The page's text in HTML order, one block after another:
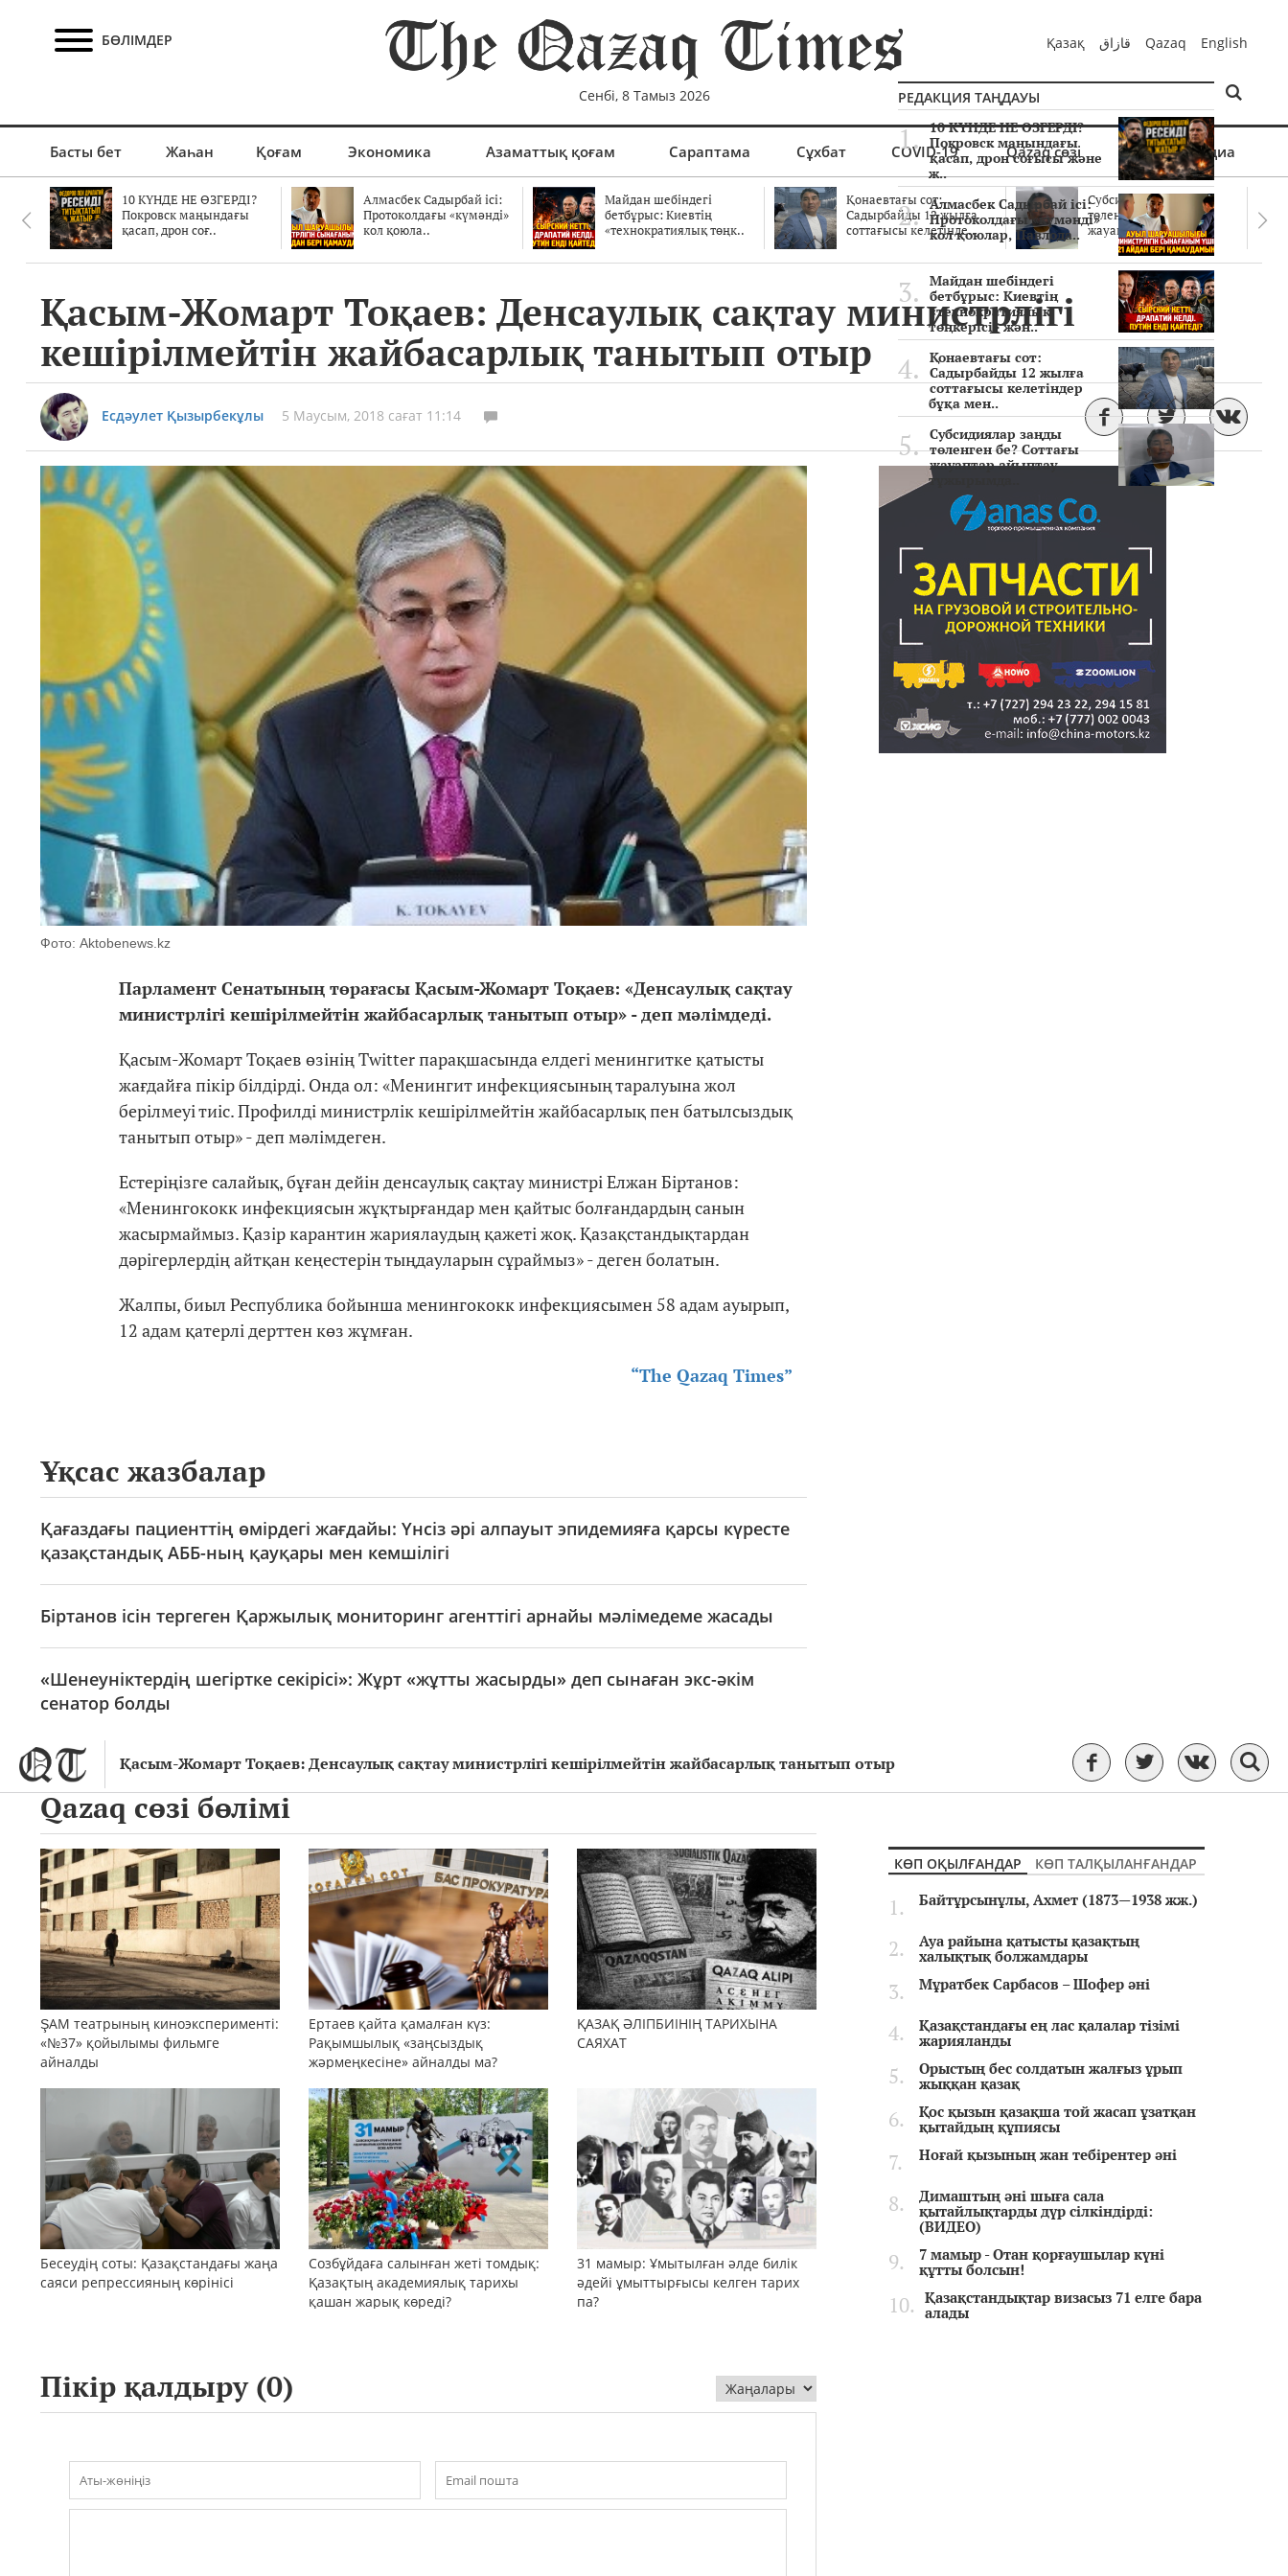
БӨЛІМДЕР
Сенбі, 8 Тамыз 2026
Қазақ قازاق Qazaq English
Басты бет Жаһан Қоғам Экономика Азаматтық қоғам Сараптама Сұхбат COVID-19 Qazaq сөзі Мультимедиа
10 КҮНДЕ НЕ ӨЗГЕРДІ?
Покровск маңындағы
қасап, дрон соғ..
Алмасбек Садырбай ісі:
Протоколдағы «күмәнді»
кол қоюла..
Майдан шебіндегі
бетбұрыс: Киевтің
«технократиялық төңк..
Қонаевтағы сот:
Садырбайды 12 жылға
соттағысы келетінде..
Субсидиялар заңды
төленген бе? Соттағы
жауаптар айыптау..
Қасым-Жомарт Тоқаев: Денсаулық сақтау министрлігі кешірілмейтін жайбасарлық танытып отыр
Қасым-Жомарт Тоқаев: Денсаулық сақтау министрлігі
кешірілмейтін жайбасарлық танытып отыр
Есдәулет Қызырбекұлы 5 Маусым, 2018 сағат 11:14
Фото: Aktobenews.kz
Парламент Сенатының төрағасы Қасым-Жомарт Тоқаев: «Денсаулық сақтау
министрлігі кешірілмейтін жайбасарлық танытып отыр» - деп мәлімдеді.
Қасым-Жомарт Тоқаев өзінің Twitter парақшасында елдегі менингитке қатысты
жағдайға пікір білдірді. Онда ол: «Менингит инфекциясының таралуына жол
берілмеуі тиіс. Профилді министрлік кешірілмейтін жайбасарлық пен батылсыздық
танытып отыр» - деп мәлімдеген.
Естеріңізге салайық, бұған дейін денсаулық сақтау министрі Елжан Біртанов:
«Менингококк инфекциясын жұқтырғандар мен қайтыс болғандардың санын
жасырмаймыз. Қазір карантин жариялаудың қажеті жоқ. Қазақстандықтардан
дәрігерлердің айтқан кеңестерін тыңдауларын сұраймыз» - деген болатын.
Жалпы, биыл Республика бойынша менингококк инфекциясымен 58 адам ауырып,
12 адам қатерлі дерттен көз жұмған.
“The Qazaq Times”
Ұқсас жазбалар
Қағаздағы пациенттің өмірдегі жағдайы: Үнсіз әрі алпауыт эпидемияға қарсы күресте
қазақстандық АББ-ның қауқары мен кемшілігі
Біртанов ісін тергеген Қаржылық мониторинг агенттігі арнайы мәлімедеме жасады
«Шенеуніктердің шегіртке секірісі»: Жұрт «жұтты жасырды» деп сынаған экс-әкім
сенатор болды
РЕДАКЦИЯ ТАҢДАУЫ
10 КҮНДЕ НЕ ӨЗГЕРДІ?
Покровск маңындағы
қасап, дрон соғысы және
ж..
Алмасбек Садырбай ісі:
Протоколдағы «күмәнді»
кол қоюлар, Павлода..
Майдан шебіндегі
бетбұрыс: Киевтің
«технократиялық
төңкерісі» жән..
Қонаевтағы сот:
Садырбайды 12 жылға
соттағысы келетіндер
бұқа мен..
Субсидиялар заңды
төленген бе? Соттағы
жауаптар айыптау
тұжырымда..
Qazaq сөзі бөлімі
ŞAM театрының киноэксперименті:
«№37» қойылымы фильмге
айналды
Ертаев қайта қамалған күз:
Рақымшылық «заңсыздық
жәрмеңкесіне» айналды ма?
ҚАЗАҚ ӘЛІПБИІНІҢ ТАРИХЫНА
САЯХАТ
Бесеудің соты: Қазақстандағы жаңа
саяси репрессияның көрінісі
Созбұйдаға салынған жеті томдық:
Қазақтың академиялық тарихы
қашан жарық көреді?
31 мамыр: Ұмытылған әлде билік
әдейі ұмыттырғысы келген тарих
па?
Пікір қалдыру (0)
КӨП ОҚЫЛҒАНДАР
КӨП ТАЛҚЫЛАНҒАНДАР
Байтұрсынұлы, Ахмет (1873—1938 жж.)
Ауа райына қатысты қазақтың
халықтық болжамдары
Мұратбек Сарбасов – Шофер әні
Қазақстандағы ең лас қалалар тізімі
жарияланды
Орыстың бес солдатын жалғыз ұрып
жыққан қазақ
Қос қызын қазақша той жасап ұзатқан
қытайдың құпиясы
Ноғай қызының жан тебірентер әні
Димаштың әні шыға сала
қытайлықтарды дүр сілкіндірді:
(ВИДЕО)
7 мамыр - Отан қорғаушылар күні
құтты болсын!
Қазақстандықтар визасыз 71 елге бара
алады